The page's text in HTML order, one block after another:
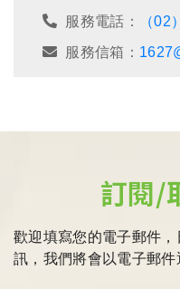
服務電話：
（02
服務信箱：
訂閱/
歡迎填寫您的電子郵件
訊，我們將會以電子郵件